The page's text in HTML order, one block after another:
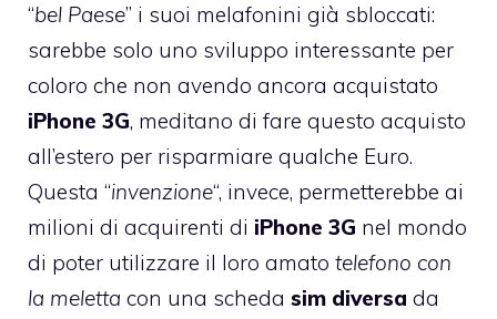
“bel Paese” i suoi melafonini già sbloccati:
sarebbe solo uno sviluppo interessante per
coloro che non avendo ancora acquistato
iPhone 3G, meditano di fare questo acquisto
all’estero per risparmiare qualche Euro.
Questa “invenzione“, invece, permetterebbe ai
milioni di acquirenti di iPhone 3G nel mondo
di poter utilizzare il loro amato telefono con
la meletta con una scheda sim diversa da